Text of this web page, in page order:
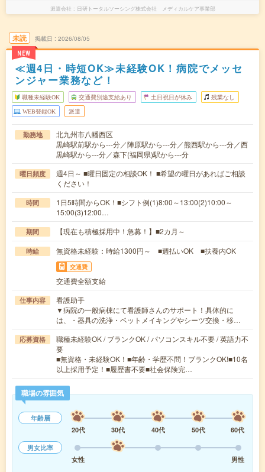
派遣会社 日研トータルソーシング株式会社 メディカルケア事業部
未読
NEW
掲載日 2026/08/05
≪週4日・時短OK≫未経験OK！病院でメッセ
ンジャー業務など！
職種未経験OK 交通費別途支給あり 土日祝日が休み 残業なし
WEB登録OK 派遣
勤務地
北九州市八幡西区
黒崎駅前駅から---分／陣原駅から---分／熊西駅から---分／西
黒崎駅から---分／森下(福岡県)駅から---分
曜日頻度
週4日～ ■曜日固定の相談OK！ ■希望の曜日があればご相談
ください！
時間
1日5時間からOK！■シフト例(1)8:00～13:00(2)10:00～
15:00(3)12:00…
期間 【現在も積極採用中！急募！】■2カ月～
時給 無資格未経験：時給1300円～ ■週払いOK ■扶養内OK
交通費
交通費全額支給
仕事内容
看護助手
▼病院の一般病棟にて看護師さんのサポート！具体的に
は、・器具の洗浄・ベットメイキングやシーツ交換・移…
応募資格
職種未経験OK / ブランクOK / パソコンスキル不要 / 英語力不
要
■無資格・未経験OK！■年齢・学歴不問！ブランクOK!■10名
以上採用予定！■履歴書不要■社会保険完…
職場の雰囲気
年齢層
20代
30代 40代 50代
60代
男女比率
女性
男性